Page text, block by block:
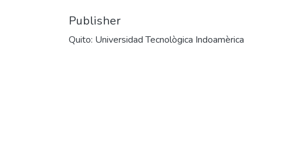
Publisher
Quito: Universidad Tecnològica Indoamèrica